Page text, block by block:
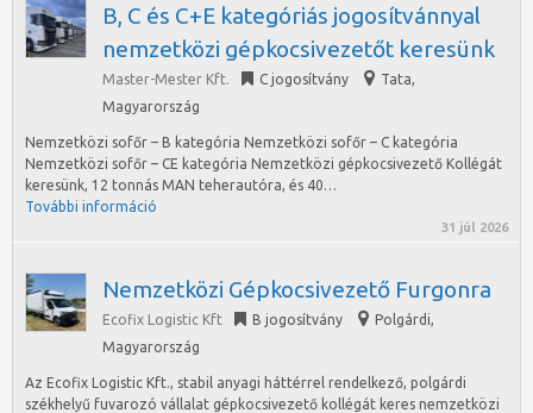
B, C és C+E kategóriás jogosítvánnyal
nemzetközi gépkocsivezetőt keresünk
Master-Mester Kft. C jogosítvány Tata,
Magyarország
Nemzetközi sofőr – B kategória Nemzetközi sofőr – C kategória
Nemzetközi sofőr – CE kategória Nemzetközi gépkocsivezető Kollégát
keresünk, 12 tonnás MAN teherautóra, és 40…
További információ
31 júl 2026
Nemzetközi Gépkocsivezető Furgonra
Ecofix Logistic Kft B jogosítvány Polgárdi,
Magyarország
Az Ecofix Logistic Kft., stabil anyagi háttérrel rendelkező, polgárdi
székhelyű fuvarozó vállalat gépkocsivezető kollégát keres nemzetközi